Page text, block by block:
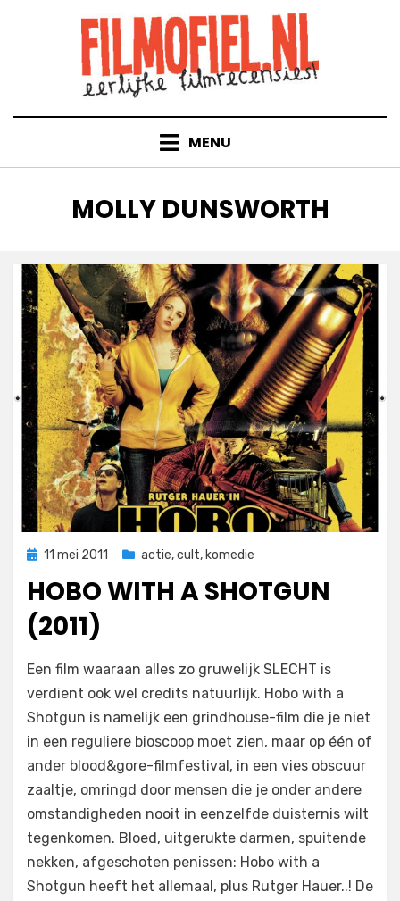
MENU
TAG
:
MOLLY DUNSWORTH
Geplaatst
11 mei 2011 actie,cult, komedie
HOBO WITH A SHOTGUN
(2011)
door
1 reactie
with
a
Shotgun
(2011)
Een film waaraan alles zo gruwelijk SLECHT is
verdient ook wel credits natuurlijk. Hobo with a
Shotgun is namelijk een grindhouse-film die je niet
in een reguliere bioscoop moet zien, maar op één of
ander blood&gore-filmfestival, in een vies obscuur
zaaltje, omringd door mensen die je onder andere
omstandigheden nooit in eenzelfde duisternis wilt
tegenkomen. Bloed, uitgerukte darmen, spuitende
nekken, afgeschoten penissen: Hobo with a
Shotgun heeft het allemaal, plus Rutger Hauer..! De